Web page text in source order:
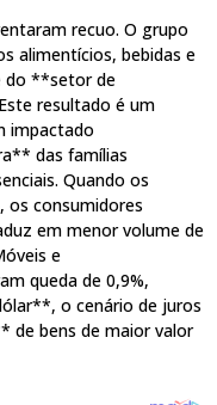
recuo. O grupo
alimentícios, bebidas e
do **setor de
resultado é um
impactado
das famílias
Quando os
os consumidores
em menor volume de
e
queda de 0,9%,
o cenário de juros
de bens de maior valor